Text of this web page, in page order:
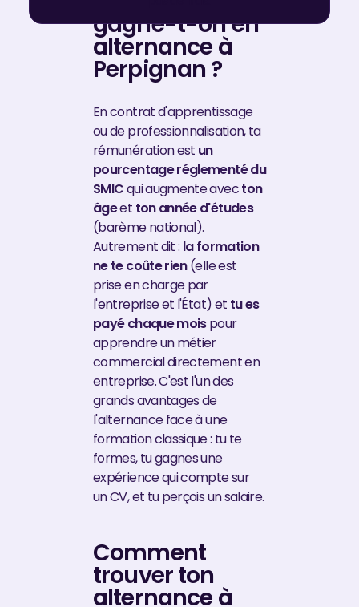
gagne-t-on en
alternance à
Perpignan ?
En contrat d'apprentissage
ou de professionnalisation, ta
rémunération est un
pourcentage réglementé du
SMICqui augmente avecton
âgeet ton année d'études
(barème national).
Autrement dit : la formation
ne te coûte rien(elle est
prise en charge par
l'entreprise et l'État) et tu es
payé chaque moispour
apprendre un métier
commercial directement en
entreprise. C'est l'un des
grands avantages de
l'alternance face à une
formation classique : tu te
formes, tu gagnes une
expérience qui compte sur
un CV, et tu perçois un salaire.
Comment
trouver ton
alternance à